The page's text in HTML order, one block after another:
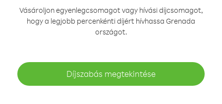
Vásároljon egyenlegcsomagot vagy hívási díjcsomagot,
hogy a legjobb percenkénti díjért hívhassa Grenada
országot.
Díjszabás megtekintése